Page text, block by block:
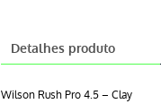
Detalhes produto
Wilson Rush Pro 4.5 – Clay